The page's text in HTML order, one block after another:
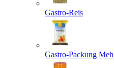
Gastro-Reis
Gastro-Packung